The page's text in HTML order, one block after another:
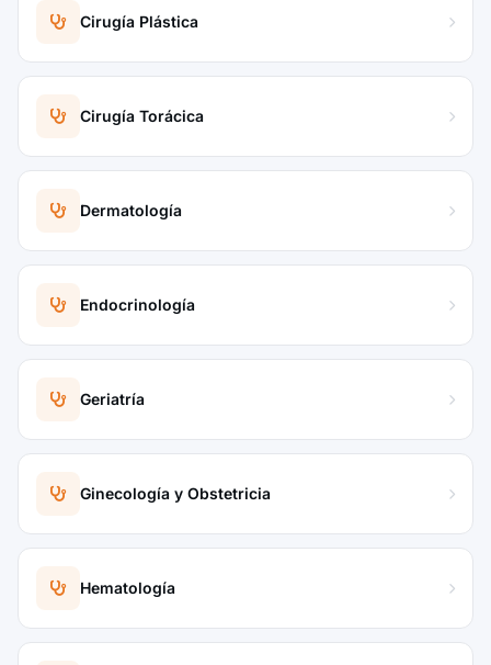
Cirugía Plástica
Cirugía Torácica
Dermatología
Endocrinología
Geriatría
Ginecología y Obstetricia
Hematología